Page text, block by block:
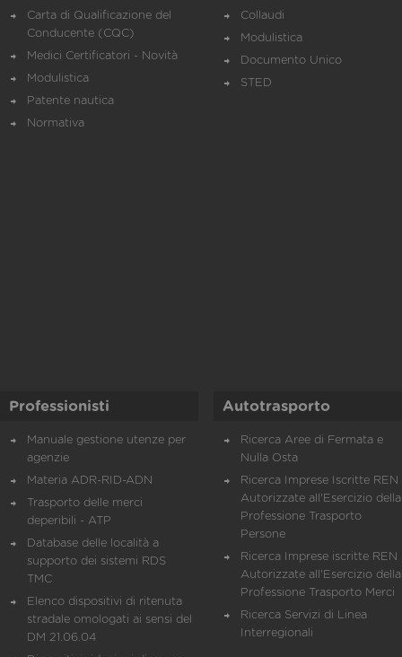
Carta di Qualificazione del
Conducente (CQC)
Medici Certificatori - Novità
Modulistica
Patente nautica
Normativa
Collaudi
Modulistica
Documento Unico
STED
Professionisti
Manuale gestione utenze per
agenzie
Materia ADR-RID-ADN
Trasporto delle merci
deperibili - ATP
Database delle località a
supporto dei sistemi RDS
TMC
Elenco dispositivi di ritenuta
stradale omologati ai sensi del
DM 21.06.04
Autotrasporto
Ricerca Aree di Fermata e
Nulla Osta
Ricerca Imprese Iscritte REN
Autorizzate all'Esercizio della
Professione Trasporto
Persone
Ricerca Imprese iscritte REN
Autorizzate all'Esercizio della
Professione Trasporto Merci
Ricerca Servizi di Linea
Interregionali